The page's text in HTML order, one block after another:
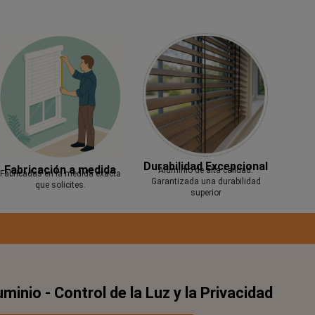
Fabricación a medida
Fabricadas en la medida exacta
que solicites.
Durabilidad Excepcional
Aluminio de alta calidad.
Garantizada una durabilidad
superior
- Control de la Luz y la Privacidad